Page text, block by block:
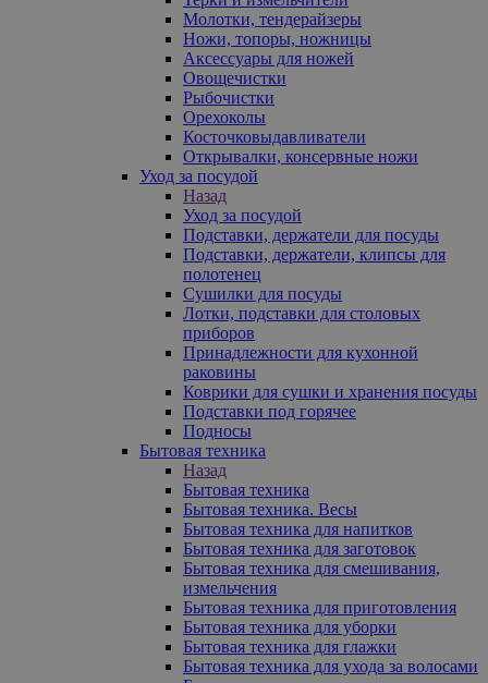
Молотки, тендерайзеры
Ножи, топоры, ножницы
Аксессуары для ножей
Овощечистки
Рыбочистки
Орехоколы
Косточковыдавливатели
Открывалки, консервные ножи
Уход за посудой
Назад
Уход за посудой
Подставки, держатели для посуды
Подставки, держатели, клипсы для
полотенец
Сушилки для посуды
Лотки, подставки для столовых
приборов
Принадлежности для кухонной
раковины
Коврики для сушки и хранения посуды
Подставки под горячее
Подносы
Бытовая техника
Назад
Бытовая техника
Бытовая техника. Весы
Бытовая техника для напитков
Бытовая техника для заготовок
Бытовая техника для смешивания,
измельчения
Бытовая техника для приготовления
Бытовая техника для уборки
Бытовая техника для глажки
Бытовая техника для ухода за волосами